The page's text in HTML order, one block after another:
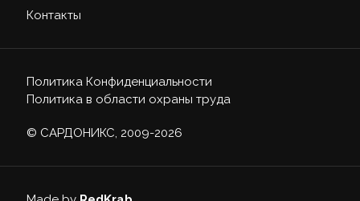
Контакты
Политика Конфиденциальности
Политика в области охраны труда
© САРДОНИКС, 2009-2026